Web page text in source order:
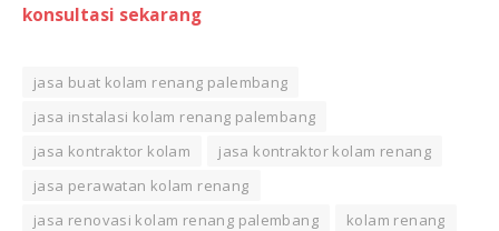
konsultasi sekarang
jasa buat kolam renang palembang
jasa instalasi kolam renang palembang
jasa kontraktor kolam
jasa kontraktor kolam renang
jasa perawatan kolam renang
jasa renovasi kolam renang palembang
kolam renang